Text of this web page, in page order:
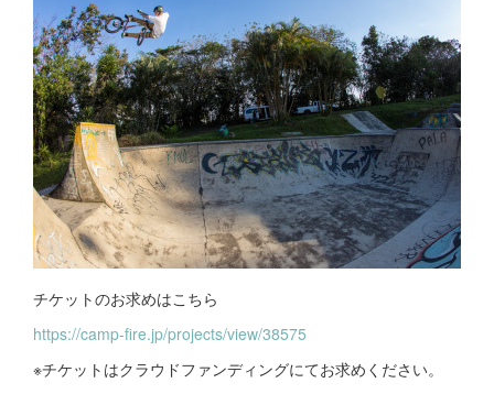
チケットのお求めはこちら
https://camp-fire.jp/projects/view/38575
※チケットはクラウドファンディングにてお求めください。